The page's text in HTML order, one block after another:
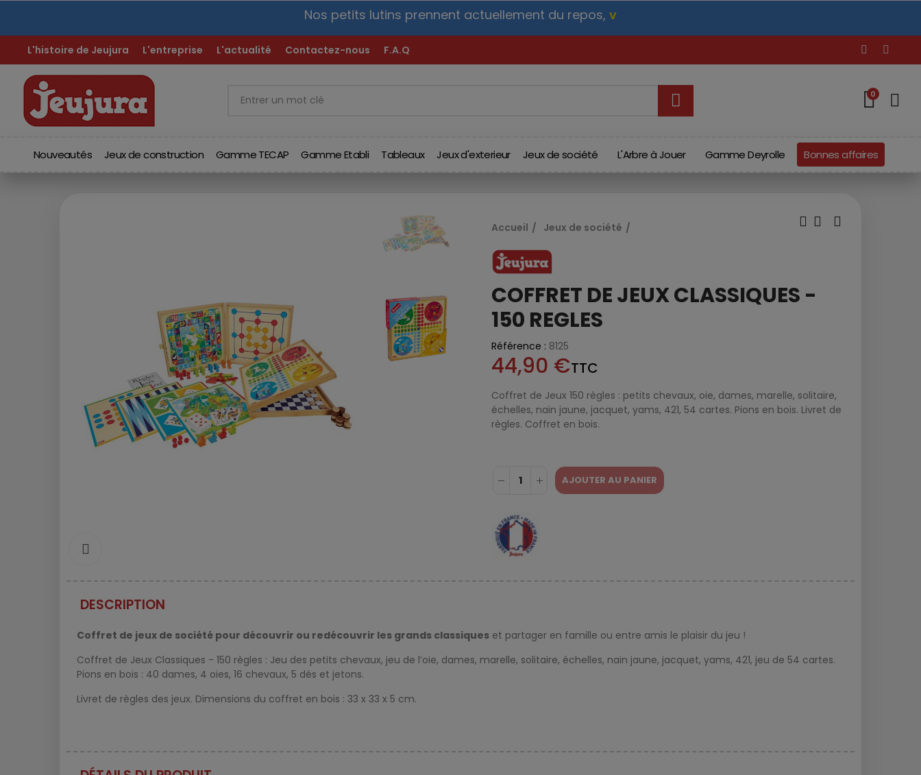
Nos petits lutins prennent actuellement du repos,vo tr
L'histoire de Jeujura L'entreprise L'actualité Contactez-nous F.A.Q
0
Nouveautés Jeux de construction Gamme TECAP Gamme Etabli Tableaux Jeux d'exterieur Jeux de société L'Arbre à Jouer Gamme Deyrolle Bonnes affaires
Accueil Jeux de société
COFFRET DE JEUX CLASSIQUES -
150 REGLES
Référence : 8125
44,90 €TTC
Coffret de Jeux 150 règles : petits chevaux, oie, dames, marelle, solitaire,
échelles, nain jaune, jacquet, yams, 421, 54 cartes. Pions en bois. Livret de
règles. Coffret en bois.
AJOUTER AU PANIER
DESCRIPTION
Coffret de jeux de société pour découvrir ou redécouvrir les grands classiques et partager en famille ou entre amis le plaisir du jeu !
Coffret de Jeux Classiques - 150 règles : Jeu des petits chevaux, jeu de l’oie, dames, marelle, solitaire, échelles, nain jaune, jacquet, yams, 421, jeu de 54 cartes.
Pions en bois : 40 dames, 4 oies, 16 chevaux, 5 dés et jetons.
Livret de règles des jeux. Dimensions du coffret en bois : 33 x 33 x 5 cm.